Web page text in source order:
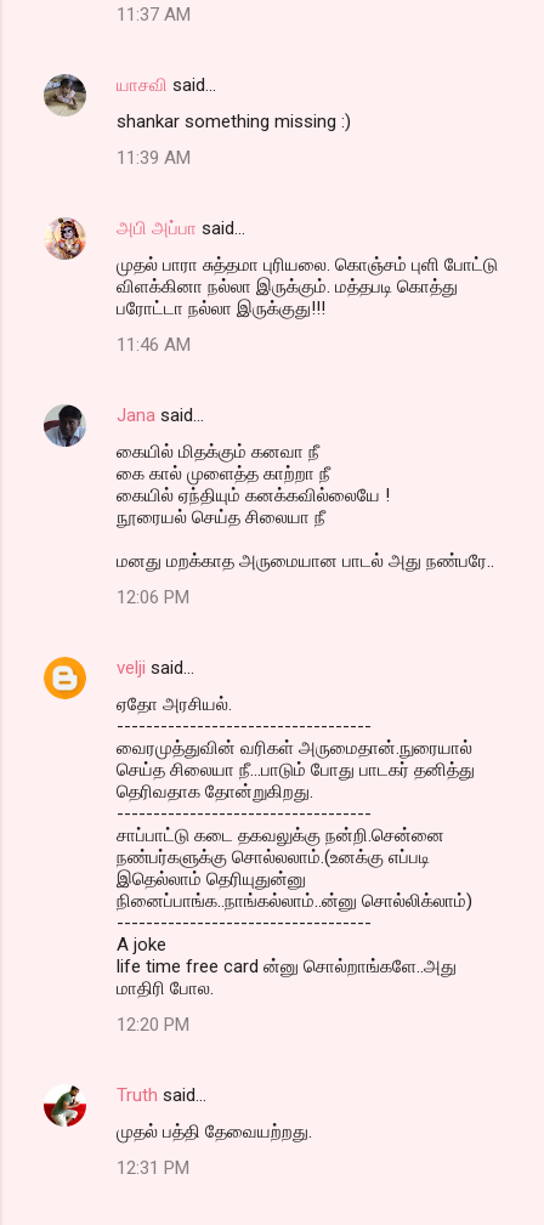
11:37 AM
யாசவி said…
shankar something missing :)
11:39 AM
அபி அப்பா said…
முதல் பாரா சுத்தமா புரியலை. கொஞ்சம் புளி போட்டு
விளக்கினா நல்லா இருக்கும். மத்தபடி கொத்து
பரோட்டா நல்லா இருக்குது!!!
11:46 AM
Jana said…
கையில் மிதக்கும் கனவா நீ
கை கால் முளைத்த காற்றா நீ
கையில் ஏந்தியும் கனக்கவில்லையே !
நூரையல் செய்த சிலையா நீ
மனது மறக்காத அருமையான பாடல் அது நண்பரே..
12:06 PM
velji said…
ஏதோ அரசியல்.
-----------------------------------
வைரமுத்துவின் வரிகள் அருமைதான்.நுரையால்
செய்த சிலையா நீ...பாடும் போது பாடகர் தனித்து
தெரிவதாக தோன்றுகிறது.
-----------------------------------
சாப்பாட்டு கடை தகவலுக்கு நன்றி.சென்னை
நண்பர்களுக்கு சொல்லலாம்.(உனக்கு எப்படி
இதெல்லாம் தெரியுதுன்னு
நினைப்பாங்க..நாங்கல்லாம்..ன்னு சொல்லிக்லாம்)
-----------------------------------
A joke
life time free card ன்னு சொல்றாங்களே..அது
மாதிரி போல.
12:20 PM
Truth said…
முதல் பத்தி தேவையற்றது.
12:31 PM